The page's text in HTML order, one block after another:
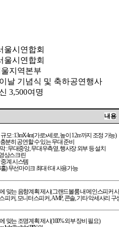
울시연합회
울시연합회
지역본부
날 기념식 및 축하공연행사
3,500여명
내 용
규모: 13mX4m(가로x세로,높이 1.2m까지 조정 가능)
분히 공연할 수 있는 무대 준비
:무대중앙,무대우측옆,행사장 외부 등 설치
상스크린
계 시스템
홀)무선마이크 최대 6대 사용가능
맞는 음향계획 제시(그랜드볼룸 내 메인스피커
피커,모니터스피커, AMP,콘솔,기타 악세사리 구
맞는 조명계획 제시(100%외부 장비 필요)